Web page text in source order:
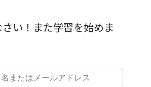
い！また学習を始めま